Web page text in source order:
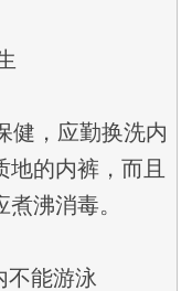
，应勤换洗内
的内裤，而且
沸消毒。
能游泳